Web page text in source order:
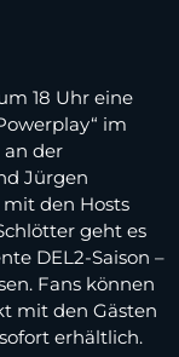
18 Uhr eine
im
an der
Jürgen
den Hosts
geht es
DEL2-Saison –
Fans können
mit den Gästen
erhältlich.